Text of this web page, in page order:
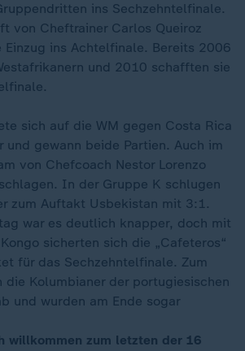
ins Sechzehntelfinale.
von Cheftrainer Carlos Queiroz
Einzug ins Achtelfinale. Bereits 2006
und 2010 schafften sie
sich auf die WM gegen Costa Rica
und gewann beide Partien. Auch im
von Chefcoach Nestor Lorenzo
In der Gruppe K schlugen
zum Auftakt Usbekistan mit 3:1.
war es deutlich knapper, doch mit
sicherten sich die „Cafeteros“
für das Sechzehntelfinale. Zum
die Kolumbianer der portugiesischen
und wurden am Ende sogar
willkommen zum letzten der 16